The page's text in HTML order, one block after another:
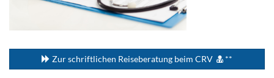
Zur schriftlichen Reiseberatung beim CRV **